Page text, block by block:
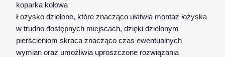
koparka kołowa
Łożysko dzielone, które znacząco ułatwia montaż łożyska
w trudno dostępnych miejscach, dzięki dzielonym
pierścieniom skraca znacząco czas ewentualnych
wymian oraz umożliwia uproszczone rozwiązania